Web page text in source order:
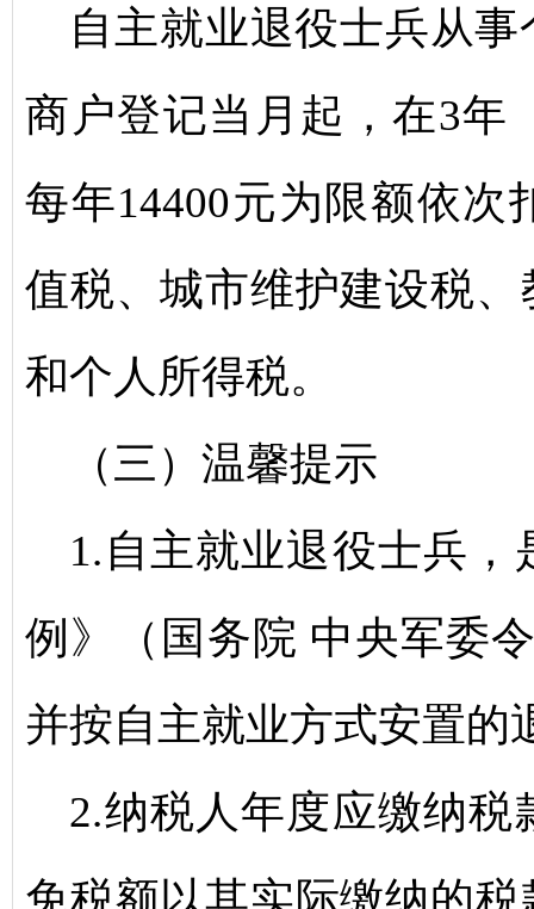
自主就业退役士兵从
商户登记当月起，在3年
每年14400元为限额依
值税、城市维护建设税
和个人所得税。
（三）温馨提示
1.自主就业退役士兵
例》（国务院 中央军委
并按自主就业方式安置的
2.纳税人年度应缴纳
免税额以其实际缴纳的